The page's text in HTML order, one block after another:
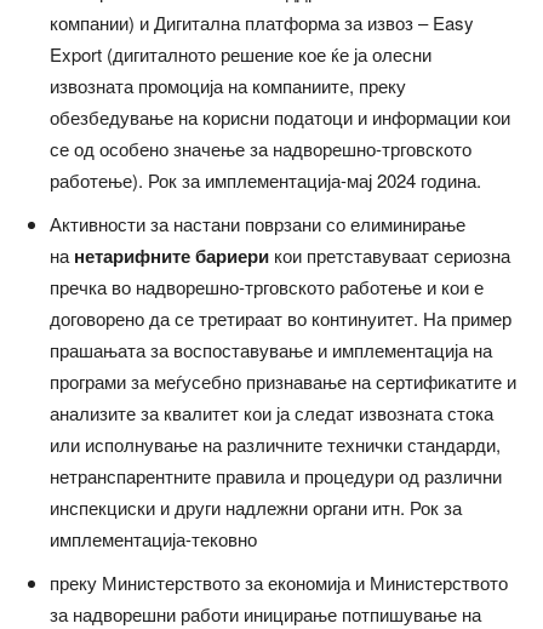
компании) и Дигитална платформа за извоз – Easy
Export (дигиталното решение кое ќе ја олесни
извозната промоција на компаниите, преку
обезбедување на корисни податоци и информации кои
се од особено значење за надворешно-трговското
работење). Рок за имплементација-мај 2024 година.
Активности за настани поврзани со елиминирање
нанетарифните бариери кои претставуваат сериозна
пречка во надворешно-трговското работење и кои е
договорено да се третираат во континуитет. На пример
прашањата за воспоставување и имплементација на
програми за меѓусебно признавање на сертификатите и
анализите за квалитет кои ја следат извозната стока
или исполнување на различните технички стандарди,
нетранспарентните правила и процедури од различни
инспекциски и други надлежни органи итн. Рок за
имплементација-тековно
преку Министерството за економија и Министерството
за надворешни работи иницирање потпишување на